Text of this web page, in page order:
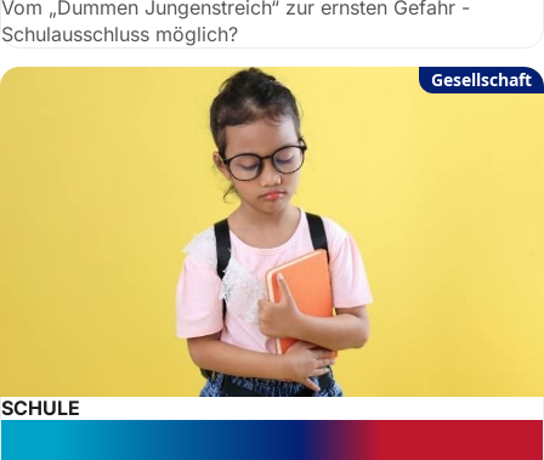
Vom „Dummen Jungenstreich“ zur ernsten Gefahr -
Schulausschluss möglich?
Gesellschaft
SCHULE